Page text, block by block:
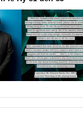
lẻ Kỳ 81 đến 83